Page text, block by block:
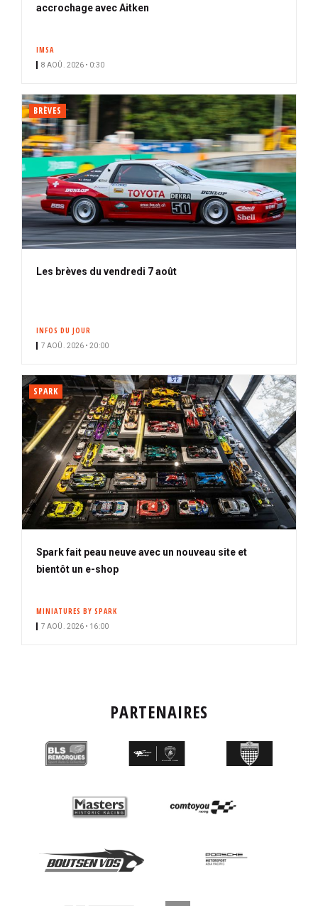
accrochage avec Aitken
IMSA
8 AOÛ. 2026 • 0:30
BRÈVES
Les brèves du vendredi 7 août
INFOS DU JOUR
7 AOÛ. 2026 • 20:00
SPARK
Spark fait peau neuve avec un nouveau site et
bientôt un e-shop
MINIATURES BY SPARK
7 AOÛ. 2026 • 16:00
PARTENAIRES